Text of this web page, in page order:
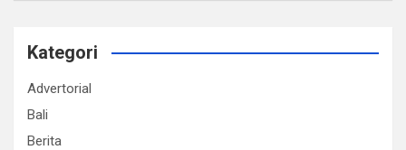
Kategori
Advertorial
Bali
Berita